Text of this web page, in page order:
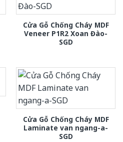
Cửa Gỗ Chống Cháy MDF
Veneer P1R2 Xoan Đào-
SGD
Cửa Gỗ Chống Cháy MDF
Laminate van ngang-a-
SGD